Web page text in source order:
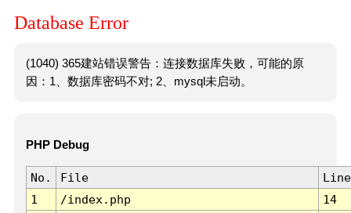
Database Error
(1040) 365建站错误警告：连接数据库失败，可能的原
因：1、数据库密码不对; 2、mysql未启动。
PHP Debug
No. File
Line
1
/index.php 14